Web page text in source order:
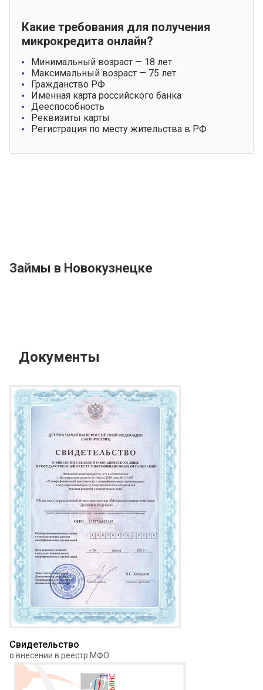
Какие требования для получения
микрокредита онлайн?
Минимальный возраст — 18 лет
Максимальный возраст — 75 лет
Гражданство РФ
Именная карта российского банка
Дееспособность
Реквизиты карты
Регистрация по месту жительства в РФ
Займы в Новокузнецке
Документы
Свидетельство
о внесении в реестр МФО